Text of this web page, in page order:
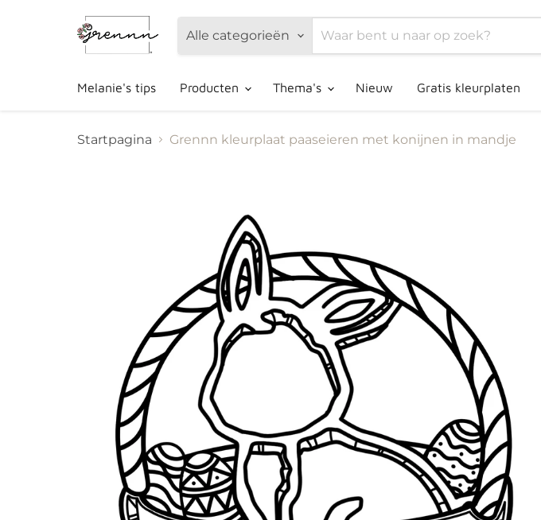
Alle categorieën
Melanie's tips Producten Thema's Nieuw Gratis kleurplaten
Startpagina Grennn kleurplaat paaseieren met konijnen in mandje